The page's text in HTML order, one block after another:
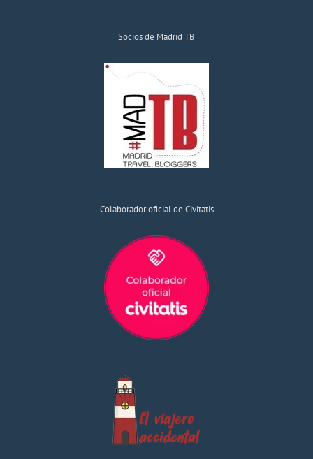
Socios de Madrid TB
Colaborador oficial de Civitatis